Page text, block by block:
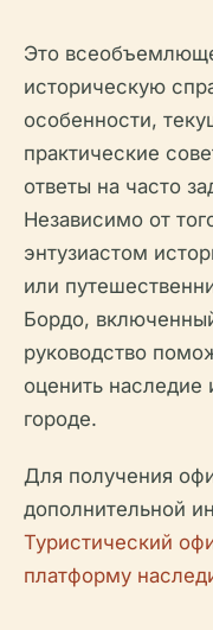
Это
историческую
особенности,
практические
ответы на часто
Независимо от
энтузиастом
или
Бордо,
руководство
оценить
городе.
Для получения
дополнительной
Туристический
платформу